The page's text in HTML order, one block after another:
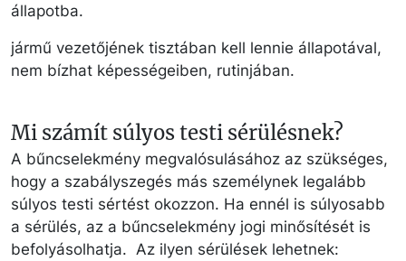
állapotba.
jármű vezetőjének tisztában kell lennie állapotával,
nem bízhat képességeiben, rutinjában.
Mi számít súlyos testi sérülésnek?
A bűncselekmény megvalósulásához az szükséges,
hogy a szabályszegés más személynek legalább
súlyos testi sértést okozzon. Ha ennél is súlyosabb
a sérülés, az a bűncselekmény jogi minősítését is
befolyásolhatja. Az ilyen sérülések lehetnek: